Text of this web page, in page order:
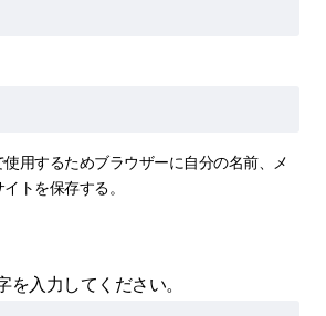
用するためブラウザーに自分の名前、メ
トを保存する。
を入力してください。